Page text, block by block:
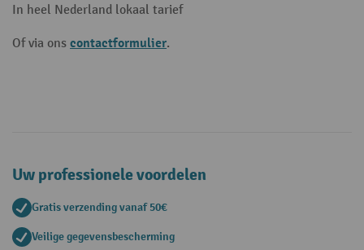
In heel Nederland lokaal tarief
Of via ons contactformulier.
Uw professionele voordelen
Gratis verzending vanaf 50€
Veilige gegevensbescherming